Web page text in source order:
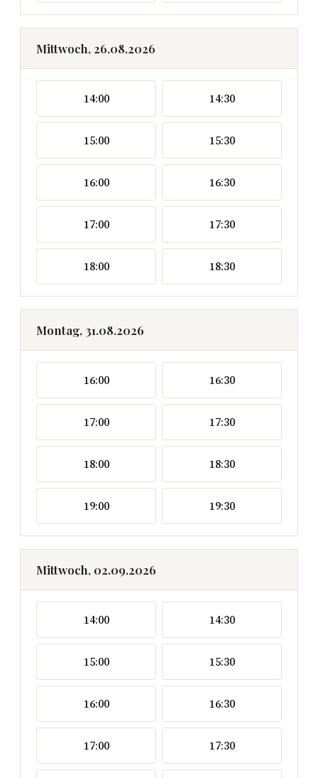
Mittwoch, 26.08.2026
14:00 14:30
15:00 15:30
16:00 16:30
17:00 17:30
18:00 18:30
Montag, 31.08.2026
16:00 16:30
17:00 17:30
18:00 18:30
19:00 19:30
Mittwoch, 02.09.2026
14:00 14:30
15:00 15:30
16:00 16:30
17:00 17:30